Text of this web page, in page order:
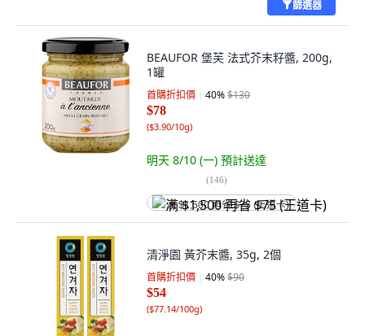
篩選器
BEAUFOR 堡芙 法式芥末籽醬, 200g,
1罐
首購折扣價 40%$130
$78
($3.90/10g)
明天 8/10 (一) 預計送達
(146)
满 $1,500 再省 $75 (王道卡)
清淨園 黃芥末醬, 35g, 2個
首購折扣價 40%$90
$54
($77.14/100g)